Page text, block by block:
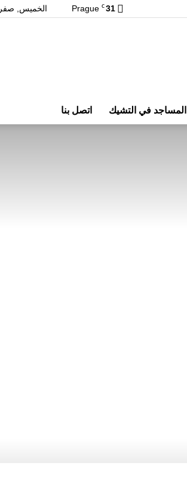
31
C
Prague الخميس, صفر 23, 1448
اتصل بنا المساجد في التشيك